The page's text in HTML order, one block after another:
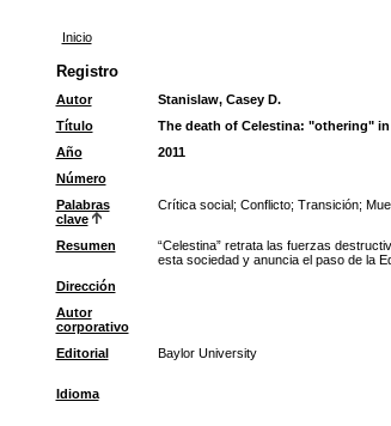
Inicio
Registro
Autor
Stanislaw, Casey D.
Título
The death of Celestina: "othering"
Año
2011
Número
Palabras
clave
Crítica social; Conflicto; Transición;
Resumen
“Celestina” retrata las fuerzas
esta sociedad y anuncia el paso de la
Dirección
Autor
corporativo
Editorial Baylor University
Idioma